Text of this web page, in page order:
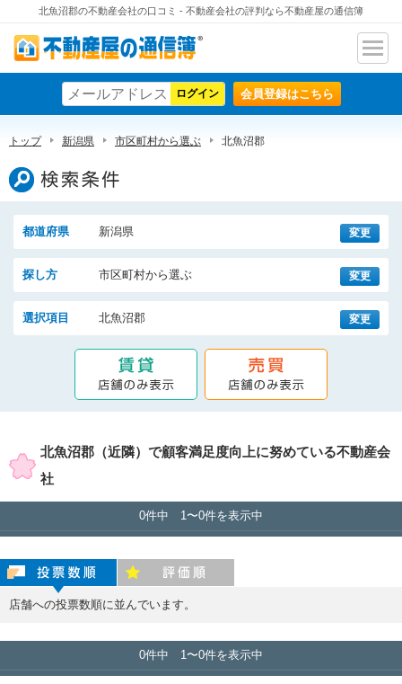
北魚沼郡の不動産会社の口コミ - 不動産会社の評判なら不動産屋の通信簿
不動産屋の通信簿
ナビ
ン
会員登録はこちら
トップ 新潟県 市区町村から選ぶ 北魚沼郡
検索条件
都道府県 新潟県 変更
探し方 市区町村から選ぶ 変更
選択項目 北魚沼郡 変更
北魚沼郡（近隣）で顧客満足度向上に努めている不動産会
社
0件中 1〜0件を表示中
店舗への投票数順に並んでいます。
0件中 1〜0件を表示中